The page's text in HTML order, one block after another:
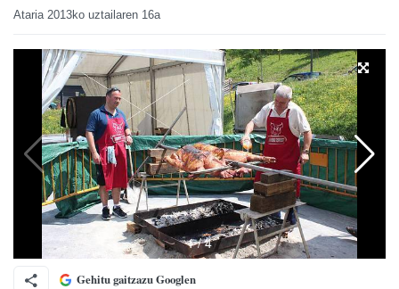
Ataria 2013ko uztailaren 16a
Gehitu gaitzazu Googlen